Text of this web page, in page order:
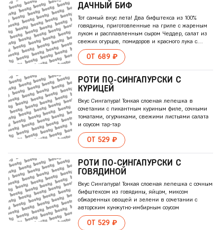
ДАЧНЫЙ БИФ
Тот самый вкус лета! Два бифштекса из 100%
говядины, приготовленные на гриле с жареным
луком и расплавленным сыром Чеддер, салат из
свежих огурцов, помидоров и красного лука с
авторской заправкой из сметаны и французской
горчицыОТ 689 ₽
РОТИ ПО-СИНГАПУРСКИ С
КУРИЦЕЙ
Вкус Сингапура! Тонкая слоеная лепешка в
сочетании с пикантным куриным филе, сочными
томатами, огурчиками, свежими листьями салата
и соусом тар-тар
ОТ 529 ₽
РОТИ ПО-СИНГАПУРСКИ С
ГОВЯДИНОЙ
Вкус Сингапура! Тонкая слоеная лепешка с сочным
бифштексом из говядины, яйцом, миксом
обжаренных овощей и зелени в сочетании с
авторским кунжутно-имбирным соусом
ОТ 529 ₽